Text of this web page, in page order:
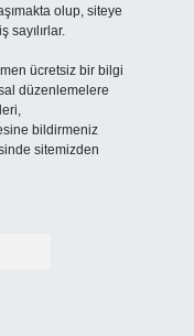
olup, siteye
sayılırlar.
ücretsiz bir bilgi
düzenlemelere
bildirmeniz
sitemizden